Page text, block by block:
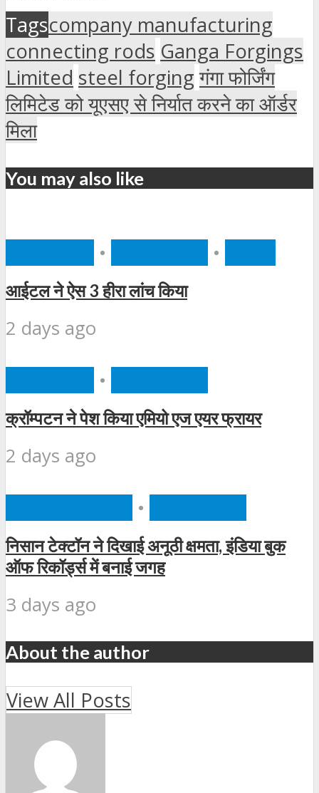
Tagscompany manufacturing
connecting rods Ganga Forgings
Limited steel forging गंगा फोर्जिंग
लिमिटेड को यूएसए से निर्यात करने का ऑर्डर
मिला
You may also like
• •
आईटल ने ऐस 3 हीरा लांच किया
2 days ago
•
क्रॉम्पटन ने पेश किया एमियो एज एयर फ्रायर
2 days ago
•
निसान टेक्टॉन ने दिखाई अनूठी क्षमता, इंडिया बुक
ऑफ रिकॉर्ड्स में बनाई जगह
3 days ago
About the author
View All Posts